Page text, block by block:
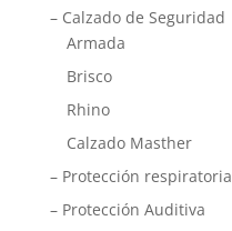
– Calzado de Seguridad
Armada
Brisco
Rhino
Calzado Masther
– Protección respiratoria
– Protección Auditiva